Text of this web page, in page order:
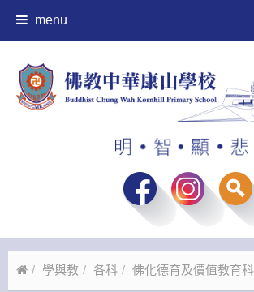
menu
學與教 各科 佛化德育及價值教育科